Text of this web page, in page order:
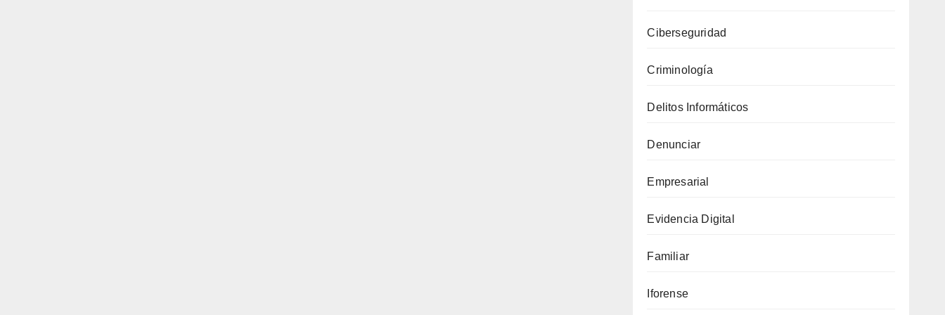
Protección
la
Ciberseguridad
Criminología
Delitos Informáticos
Denunciar
Empresarial
Evidencia Digital
Familiar
Iforense